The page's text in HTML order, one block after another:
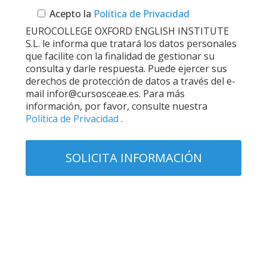
Acepto la Política de Privacidad
EUROCOLLEGE OXFORD ENGLISH INSTITUTE
S.L. le informa que tratará los datos personales
que facilite con la finalidad de gestionar su
consulta y darle respuesta. Puede ejercer sus
derechos de protección de datos a través del e-
mail infor@cursosceae.es. Para más
información, por favor, consulte nuestra
Política de Privacidad .